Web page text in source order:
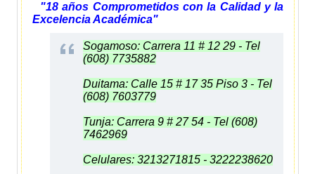
"18 años Comprometidos con la Calidad y la
Excelencia Académica"
Sogamoso: Carrera 11 # 12 29 - Tel
(608) 7735882
Duitama: Calle 15 # 17 35 Piso 3 - Tel
(608) 7603779
Tunja: Carrera 9 # 27 54 - Tel (608)
7462969
Celulares: 3213271815 - 3222238620